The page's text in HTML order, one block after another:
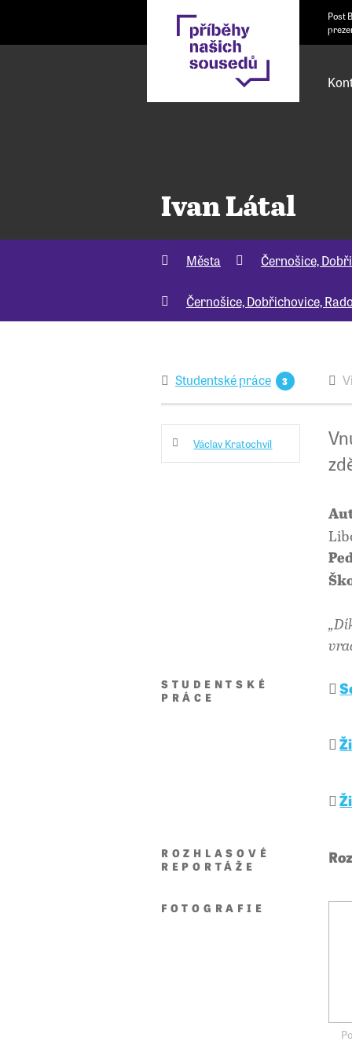
Post
Ivan Látal
Města Černošice,
Černošice, Dobřichovice,
Studentské práce 3
Václav Kratochvíl
STUDENTSKÉ
PRÁCE
ROZHLASOVÉ
REPORTÁŽE
FOTOGRAFIE